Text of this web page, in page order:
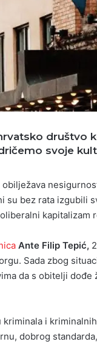
društvo
svoje
su bez rata izgubili
kapitalizam
Ante Filip Tepić,
Sada zbog
da s obitelji dođe
i
dobrog